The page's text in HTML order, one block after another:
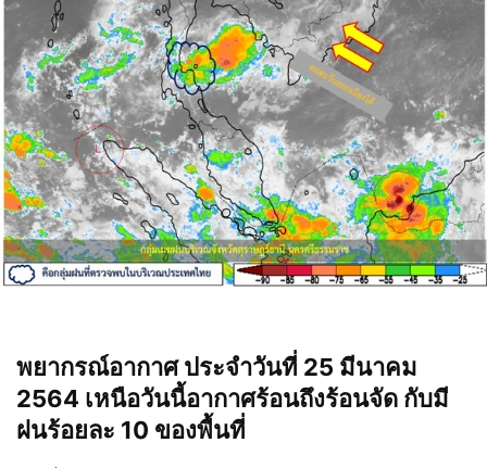
พยากรณ์อากาศ ประจำวันที่ 25 มีนาคม
2564 เหนือวันนี้อากาศร้อนถึงร้อนจัด กับมี
ฝนร้อยละ 10 ของพื้นที่